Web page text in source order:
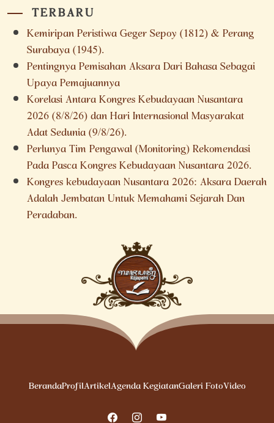
TERBARU
Kemiripan Peristiwa Geger Sepoy (1812) & Perang
Surabaya (1945).
Pentingnya Pemisahan Aksara Dari Bahasa Sebagai
Upaya Pemajuannya
Korelasi Antara Kongres Kebudayaan Nusantara
2026 (8/8/26) dan Hari Internasional Masyarakat
Adat Sedunia (9/8/26).
Perlunya Tim Pengawal (Monitoring) Rekomendasi
Pada Pasca Kongres Kebudayaan Nusantara 2026.
Kongres kebudayaan Nusantara 2026: Aksara Daerah
Adalah Jembatan Untuk Memahami Sejarah Dan
Peradaban.
BerandaProfilArtikelAgenda KegiatanGaleri FotoVideo